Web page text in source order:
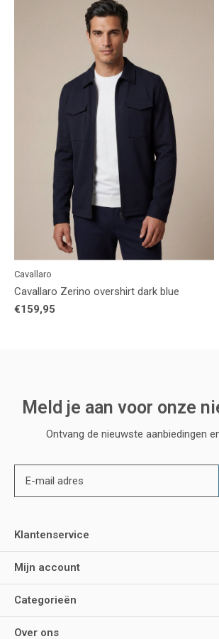
Cavallaro
Cavallaro Zerino overshirt dark blue
€159,95
Meld je aan voor onze
Ontvang de nieuwste aanbiedingen
Klantenservice
Mijn account
Categorieën
Over ons